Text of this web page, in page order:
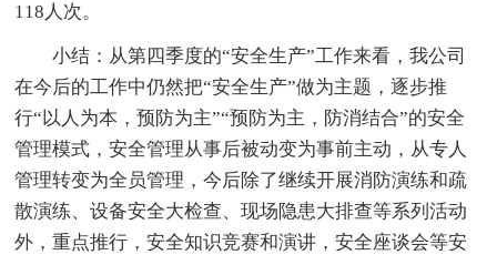
118人次。
小结：从第四季度的“安全生产”工作来看，我公司
在今后的工作中仍然把“安全生产”做为主题，逐步推
行“以人为本，预防为主”“预防为主，防消结合”的安全
管理模式，安全管理从事后被动变为事前主动，从专人
管理转变为全员管理，今后除了继续开展消防演练和疏
散演练、设备安全大检查、现场隐患大排查等系列活动
外，重点推行，安全知识竞赛和演讲，安全座谈会等安